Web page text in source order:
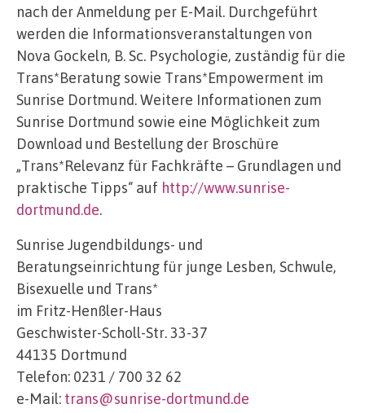
nach der Anmeldung per E-Mail. Durchgeführt
werden die Informationsveranstaltungen von
Nova Gockeln, B. Sc. Psychologie, zuständig für die
Trans*Beratung sowie Trans*Empowerment im
Sunrise Dortmund. Weitere Informationen zum
Sunrise Dortmund sowie eine Möglichkeit zum
Download und Bestellung der Broschüre
„Trans*Relevanz für Fachkräfte – Grundlagen und
praktische Tipps“ auf http://www.sunrise-
dortmund.de.
Sunrise Jugendbildungs- und
Beratungseinrichtung für junge Lesben, Schwule,
Bisexuelle und Trans*
im Fritz-Henßler-Haus
Geschwister-Scholl-Str. 33-37
44135 Dortmund
Telefon: 0231 / 700 32 62
e-Mail: trans@sunrise-dortmund.de